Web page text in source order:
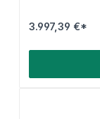
3.997,39 €*